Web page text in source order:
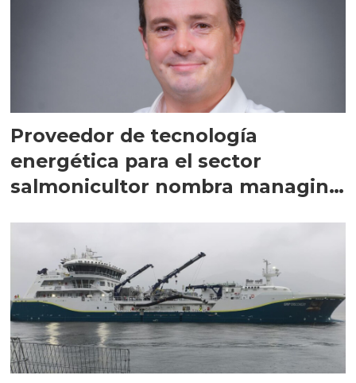
Proveedor de tecnología
energética para el sector
salmonicultor nombra managing